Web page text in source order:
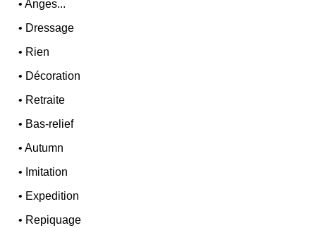
•Anges...
• Dressage
• Rien
• Décoration
• Retraite
• Bas-relief
•Autumn
• Imitation
• Expedition
• Repiquage